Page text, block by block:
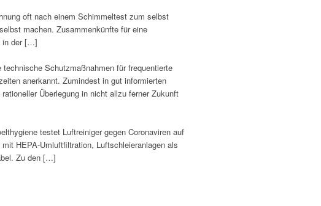
oft nach einem Schimmeltest zum selbst
machen. Zusammenkünfte für eine
in der […]
Schutzmaßnahmen für frequentierte
anerkannt. Zumindest in gut informierten
Überlegung in nicht allzu ferner Zukunft
testet Luftreiniger gegen Coronaviren auf
HEPA-Umluftfiltration, Luftschleieranlagen als
Zu den […]